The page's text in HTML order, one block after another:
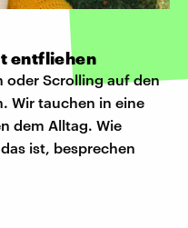
entfliehen
oder Scrolling auf den
Wir tauchen in eine
dem Alltag. Wie
ist, besprechen